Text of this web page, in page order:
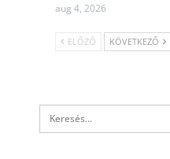
aug 4, 2026
ELŐZŐ KÖVETKEZŐ